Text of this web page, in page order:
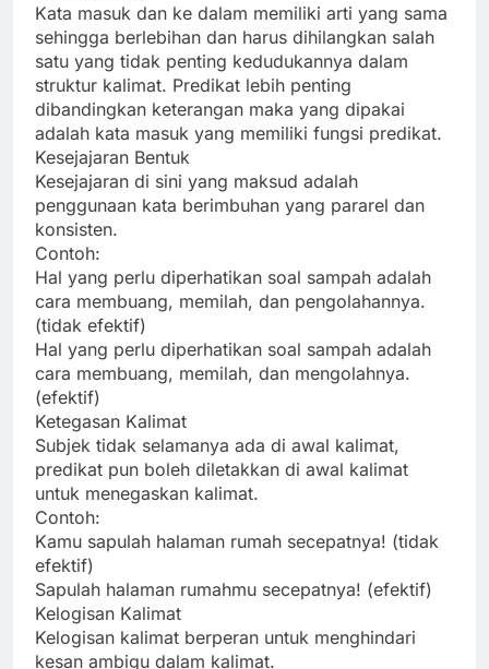
Kata masuk dan ke dalam memiliki arti yang sama
sehingga berlebihan dan harus dihilangkan salah
satu yang tidak penting kedudukannya dalam
struktur kalimat. Predikat lebih penting
dibandingkan keterangan maka yang dipakai
adalah kata masuk yang memiliki fungsi predikat.
Kesejajaran Bentuk
Kesejajaran di sini yang maksud adalah
penggunaan kata berimbuhan yang pararel dan
konsisten.
Contoh:
Hal yang perlu diperhatikan soal sampah adalah
cara membuang, memilah, dan pengolahannya.
(tidak efektif)
Hal yang perlu diperhatikan soal sampah adalah
cara membuang, memilah, dan mengolahnya.
(efektif)
Ketegasan Kalimat
Subjek tidak selamanya ada di awal kalimat,
predikat pun boleh diletakkan di awal kalimat
untuk menegaskan kalimat.
Contoh:
Kamu sapulah halaman rumah secepatnya! (tidak
efektif)
Sapulah halaman rumahmu secepatnya! (efektif)
Kelogisan Kalimat
Kelogisan kalimat berperan untuk menghindari
kesan ambigu dalam kalimat.